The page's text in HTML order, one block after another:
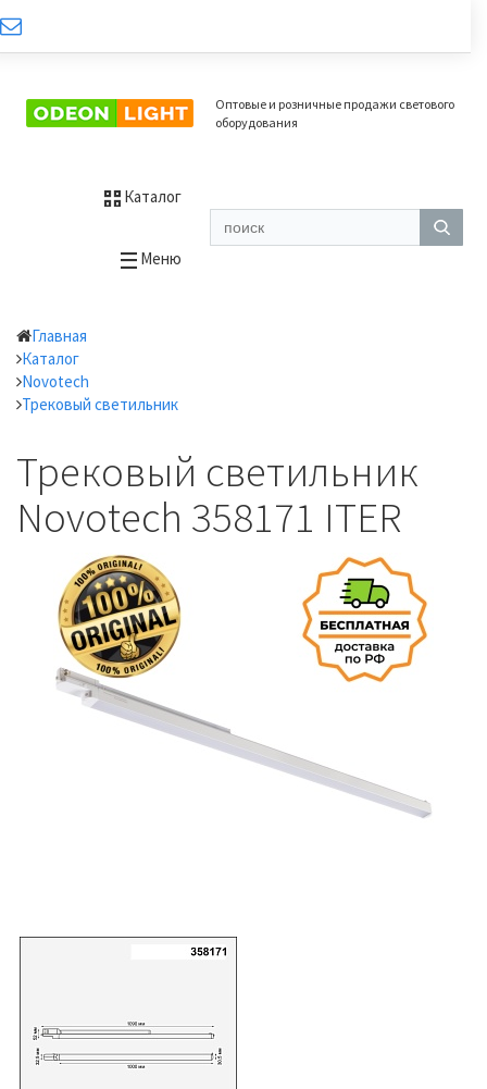
Оптовые и розничные продажи светового
оборудования
Каталог
Меню
Главная
Каталог
Novotech
Трековый светильник
Трековый светильник
Novotech 358171 ITER